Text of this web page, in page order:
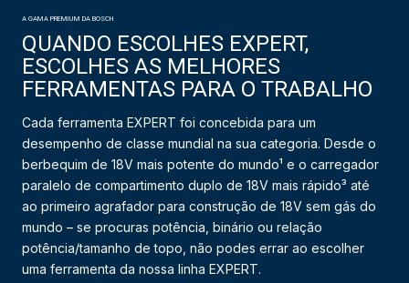
A GAMA PREMIUM DA BOSCH
QUANDO ESCOLHES EXPERT,
ESCOLHES AS MELHORES
FERRAMENTAS PARA O TRABALHO
Cada ferramenta EXPERT foi concebida para um
desempenho de classe mundial na sua categoria. Desde o
berbequim de 18V mais potente do mundo¹ e o carregador
paralelo de compartimento duplo de 18V mais rápido³ até
ao primeiro agrafador para construção de 18V sem gás do
mundo – se procuras potência, binário ou relação
potência/tamanho de topo, não podes errar ao escolher
uma ferramenta da nossa linha EXPERT.